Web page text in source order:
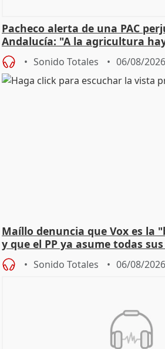
Pacheco alerta de una PAC
Andalucía: "A la agricultura
Sonido Totales 06/08/2026
Maíllo denuncia que Vox es la
y que el PP ya asume todas
Sonido Totales 06/08/2026